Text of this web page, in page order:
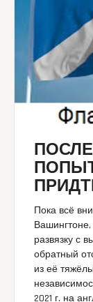
Пока всё
развязку с
обратный
из её
2021 г. на